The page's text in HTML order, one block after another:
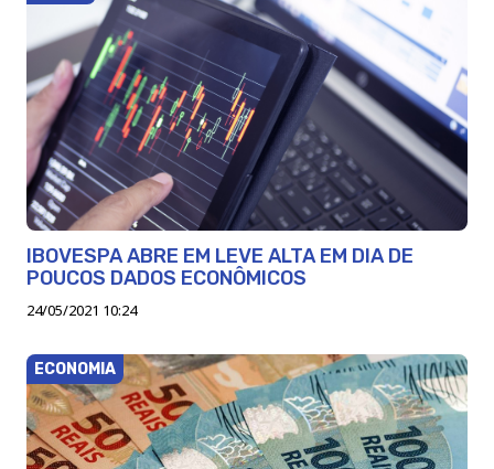
IBOVESPA ABRE EM LEVE ALTA EM DIA DE
POUCOS DADOS ECONÔMICOS
24/05/2021 10:24
ECONOMIA